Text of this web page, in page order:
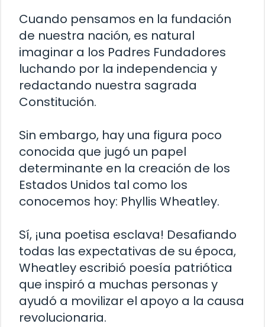
Cuando pensamos en la fundación
de nuestra nación, es natural
imaginar a los Padres Fundadores
luchando por la independencia y
redactando nuestra sagrada
Constitución.
Sin embargo, hay una figura poco
conocida que jugó un papel
determinante en la creación de los
Estados Unidos tal como los
conocemos hoy: Phyllis Wheatley.
Sí, ¡una poetisa esclava! Desafiando
todas las expectativas de su época,
Wheatley escribió poesía patriótica
que inspiró a muchas personas y
ayudó a movilizar el apoyo a la causa
revolucionaria.